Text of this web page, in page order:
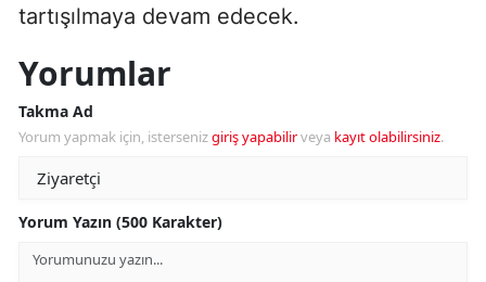
tartışılmaya devam edecek.
Yorumlar
Takma Ad
Yorum yapmak için, istersenizgiriş yapabilirveya kayıt olabilirsiniz.
Yorum Yazın (500 Karakter)